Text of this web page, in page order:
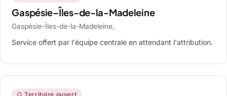
Gaspésie–Îles-de-la-Madeleine
Gaspésie–Îles-de-la-Madeleine,
Service offert par l'équipe centrale en attendant l'attribution.